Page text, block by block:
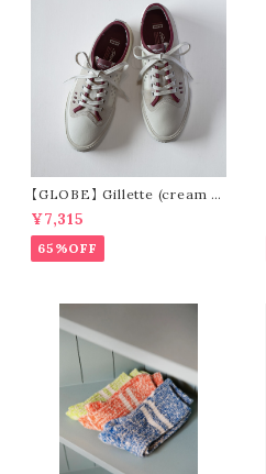
【GLOBE】 Gillette (cream /
pomegranate)
¥7,315
65%OFF